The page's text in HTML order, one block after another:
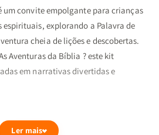
um convite empolgante para crianças
explorando a Palavra de
cheia de lições e descobertas.
Aventuras da Bíblia ? este kit
em narrativas divertidas e
em que deve andar, e, ainda
Ler mais